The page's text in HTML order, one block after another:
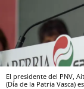
El presidente del PNV,
(Día de la Patria Vasca)